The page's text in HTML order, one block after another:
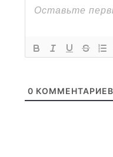
0 КОММЕНТАРИЕВ